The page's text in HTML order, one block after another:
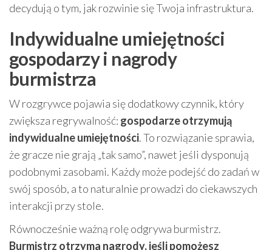
decydują o tym, jak rozwinie się Twoja infrastruktura.
Indywidualne umiejętności
gospodarzy i nagrody
burmistrza
W rozgrywce pojawia się dodatkowy czynnik, który
zwiększa regrywalność: gospodarze otrzymują
indywidualne umiejętności. To rozwiązanie sprawia,
że gracze nie grają „tak samo”, nawet jeśli dysponują
podobnymi zasobami. Każdy może podejść do zadań w
swój sposób, a to naturalnie prowadzi do ciekawszych
interakcji przy stole.
Równocześnie ważną rolę odgrywa burmistrz.
Burmistrz otrzyma nagrody, jeśli pomożesz